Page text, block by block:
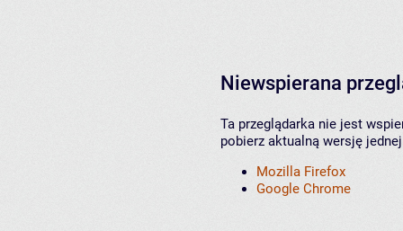
Niewspierana
Ta przeglądarka nie jest
pobierz aktualną wersję
Mozilla Firefox
Google Chrome